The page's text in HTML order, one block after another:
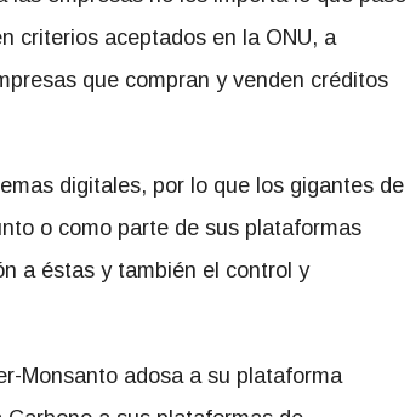
criterios aceptados en la ONU, a
que compran y venden créditos
digitales, por lo que los gigantes de
o como parte de sus plataformas
a éstas y también el control y
Monsanto adosa a su plataforma